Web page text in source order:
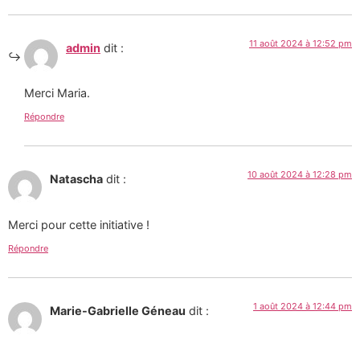
admin dit : 11 août 2024 à 12:52 pm
Merci Maria.
Répondre
Natascha dit : 10 août 2024 à 12:28 pm
Merci pour cette initiative !
Répondre
Marie-Gabrielle Géneau dit : 1 août 2024 à 12:44 pm